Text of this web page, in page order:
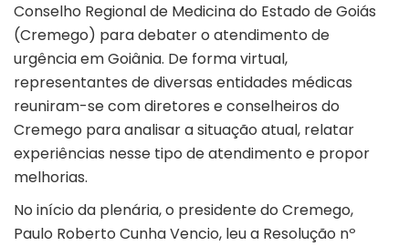
Conselho Regional de Medicina do Estado de Goiás
(Cremego) para debater o atendimento de
urgência em Goiânia. De forma virtual,
representantes de diversas entidades médicas
reuniram-se com diretores e conselheiros do
Cremego para analisar a situação atual, relatar
experiências nesse tipo de atendimento e propor
melhorias.
No início da plenária, o presidente do Cremego,
Paulo Roberto Cunha Vencio, leu a Resolução nº